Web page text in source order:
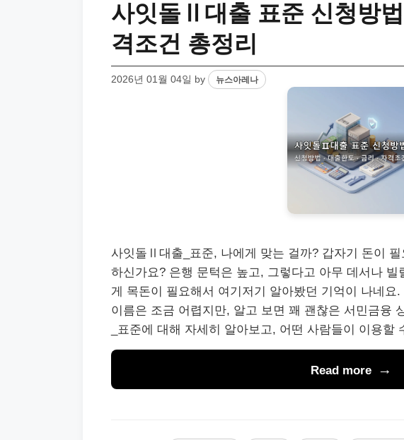
사잇돌Ⅱ대출 표준 신청방
격조건 총정리
2026년 01월 04일 by 뉴스아레나
사잇돌Ⅱ대출_표준, 나에게 맞는 걸까? 갑자기 돈이
하신가요? 은행 문턱은 높고, 그렇다고 아무 데서나
게 목돈이 필요해서 여기저기 알아봤던 기억이 나네
이름은 조금 어렵지만, 알고 보면 꽤 괜찮은 서민금융
_표준에 대해 자세히 알아보고, 어떤 사람들이 이용
Read more